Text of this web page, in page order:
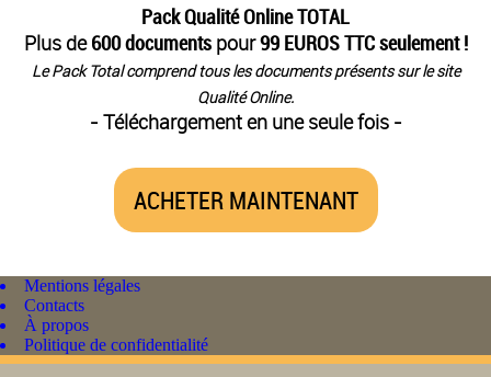
Pack Qualité Online TOTAL
Plus de600 documentspour99 EUROS TTC seulement !
Le Pack Total comprend tous les documents présents sur le site
Qualité Online.
- Téléchargement en une seule fois -
ACHETER MAINTENANT
Mentions légales
Contacts
À propos
Politique de confidentialité